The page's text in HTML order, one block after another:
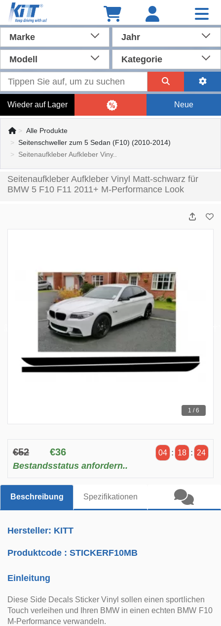
Marke Jahr
Modell Kategorie
Wieder auf Lager Neue
Alle Produkte
Seitenschweller zum 5 Sedan (F10) (2010-2014)
Seitenaufkleber Aufkleber Viny..
Seitenaufkleber Aufkleber Vinyl Matt-schwarz für
BMW 5 F10 F11 2011+ M-Performance Look
1 / 6
€52 €36 04 : 18 : 23
Bestandsstatus anfordern..
Beschreibung Spezifikationen
Hersteller: KITT
Produktcode :STICKERF10MB
Einleitung
Diese Side Decals Sticker Vinyl sollen einen sportlichen
Touch verleihen und Ihren BMW in einen echten BMW F10
M-Performance verwandeln.